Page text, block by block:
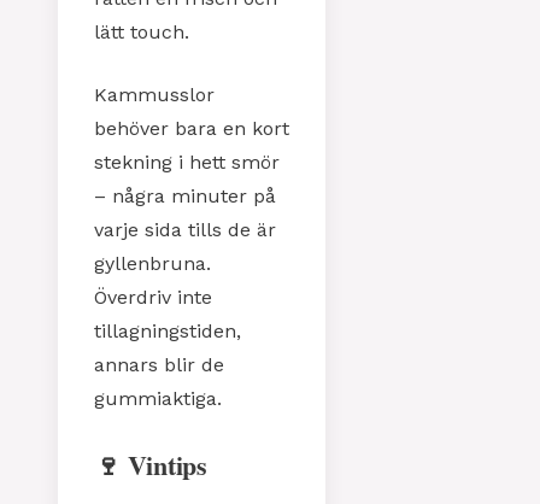
lätt touch.
Kammusslor
behöver bara en kort
stekning i hett smör
– några minuter på
varje sida tills de är
gyllenbruna.
Överdriv inte
tillagningstiden,
annars blir de
gummiaktiga.
🍷 Vintips